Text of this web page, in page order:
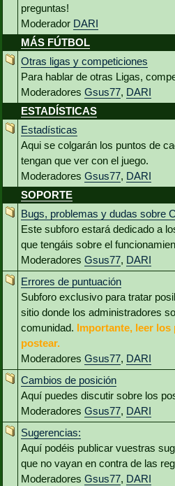
preguntas!
Moderador DARI
MÁS FÚTBOL
Otras ligas y competiciones
Para hablar de otras Ligas,
Moderadores Gsus77, DARI
ESTADÍSTICAS
Estadísticas
Aqui se colgarán los puntos de
tengan que ver con el juego.
Moderadores Gsus77, DARI
SOPORTE
Bugs, problemas y dudas sobre
Este subforo estará dedicado a
que tengáis sobre el
Moderadores Gsus77, DARI
Errores de puntuación
Subforo exclusivo para tratar
sitio donde los administradores
comunidad. Importante, leer los
postear.
Moderadores Gsus77, DARI
Cambios de posición
Aquí puedes discutir sobre los
Moderadores Gsus77, DARI
Sugerencias:
Aquí podéis publicar vuestras
que no vayan en contra de las
Moderadores Gsus77, DARI